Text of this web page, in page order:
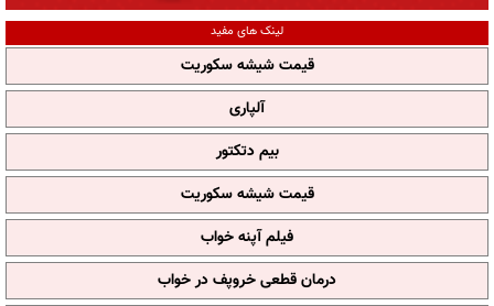
لینک های مفید
قیمت شیشه سکوریت
آلپاری
بیم دتکتور
قیمت شیشه سکوریت
فیلم آپنه خواب
درمان قطعی خروپف در خواب